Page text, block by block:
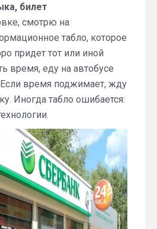
билет
смотрю на
табло, которое
придет тот или иной
время, еду на автобусе
Если время поджимает, жду
Иногда табло ошибается: